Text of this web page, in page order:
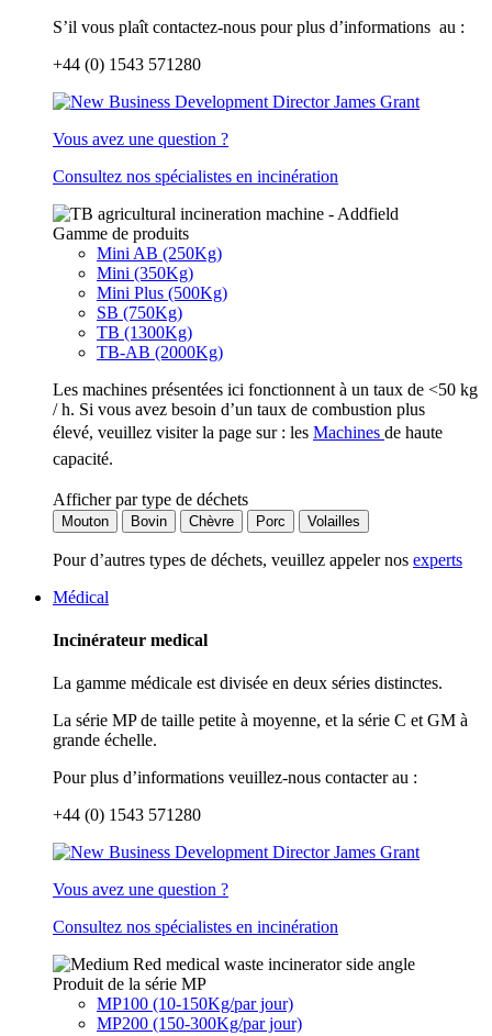
S’il vous plaît contactez-nous pour plus d’informations au :
+44 (0) 1543 571280
Vous avez une question ?
Consultez nos spécialistes en incinération
Gamme de produits
Mini AB (250Kg)
Mini (350Kg)
Mini Plus (500Kg)
SB (750Kg)
TB (1300Kg)
TB-AB (2000Kg)
Les machines présentées ici fonctionnent à un taux de <50 kg
/ h. Si vous avez besoin d’un taux de combustion plus
élevé, veuillez visiter la page sur : les Machines de haute
capacité.
Afficher par type de déchets
Mouton Bovin Chèvre Porc Volailles
Pour d’autres types de déchets, veuillez appeler nos experts
Médical
Incinérateur medical
La gamme médicale est divisée en deux séries distinctes.
La série MP de taille petite à moyenne, et la série C et GM à
grande échelle.
Pour plus d’informations veuillez-nous contacter au :
+44 (0) 1543 571280
Vous avez une question ?
Consultez nos spécialistes en incinération
Produit de la série MP
MP100 (10-150Kg/par jour)
MP200 (150-300Kg/par jour)